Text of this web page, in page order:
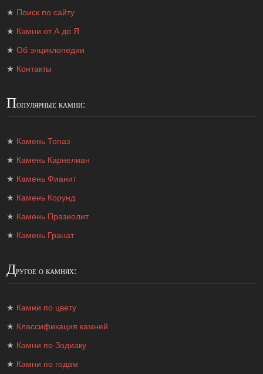
★ Поиск по сайту
★ Камни от А до Я
★Об энциклопедии
★ Контакты
Популярные камни:
★ Камень Топаз
★ Камень Карнелиан
★ Камень Фианит
★ Камень Корунд
★ Камень Празиолит
★ Камень Гранат
Другое о камнях:
★ Камни по цвету
★ Классификация камней
★ Камни по Зодиаку
★ Камни по годам